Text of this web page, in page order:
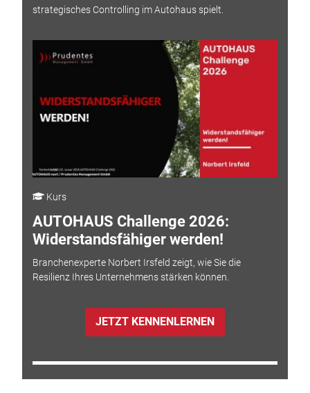
strategisches Controlling im Autohaus spielt.
Kurs
AUTOHAUS Challenge 2026:
Widerstandsfähiger werden!
Branchenexperte Norbert Irsfeld zeigt, wie Sie die
Resilienz Ihres Unternehmens stärken können.
JETZT KENNENLERNEN